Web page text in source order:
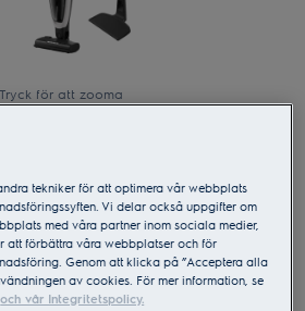
Tryck för att zooma
upp till 50
tekniker för att optimera vår webbplats
Vi delar också uppgifter om
med våra partner inom sociala medier,
att förbättra våra webbplatser och för
Genom att klicka på ”Acceptera alla
av cookies. För mer information, se
och vår Integritetspolicy.